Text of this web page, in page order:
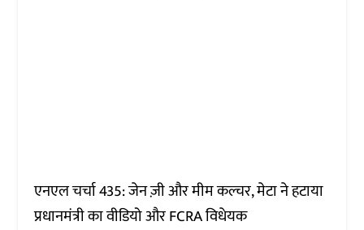
एनएल चर्चा 435: जेन ज़ी और मीम कल्चर, मेटा ने हटाया
प्रधानमंत्री का वीडियो और FCRA विधेयक